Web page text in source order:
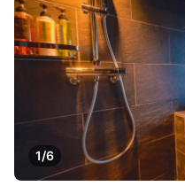
1/6